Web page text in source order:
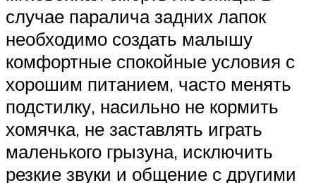
случае паралича задних лапок
необходимо создать малышу
комфортные спокойные условия с
хорошим питанием, часто менять
подстилку, насильно не кормить
хомячка, не заставлять играть
маленького грызуна, исключить
резкие звуки и общение с другими